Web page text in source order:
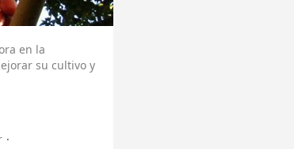
en la
su cultivo y